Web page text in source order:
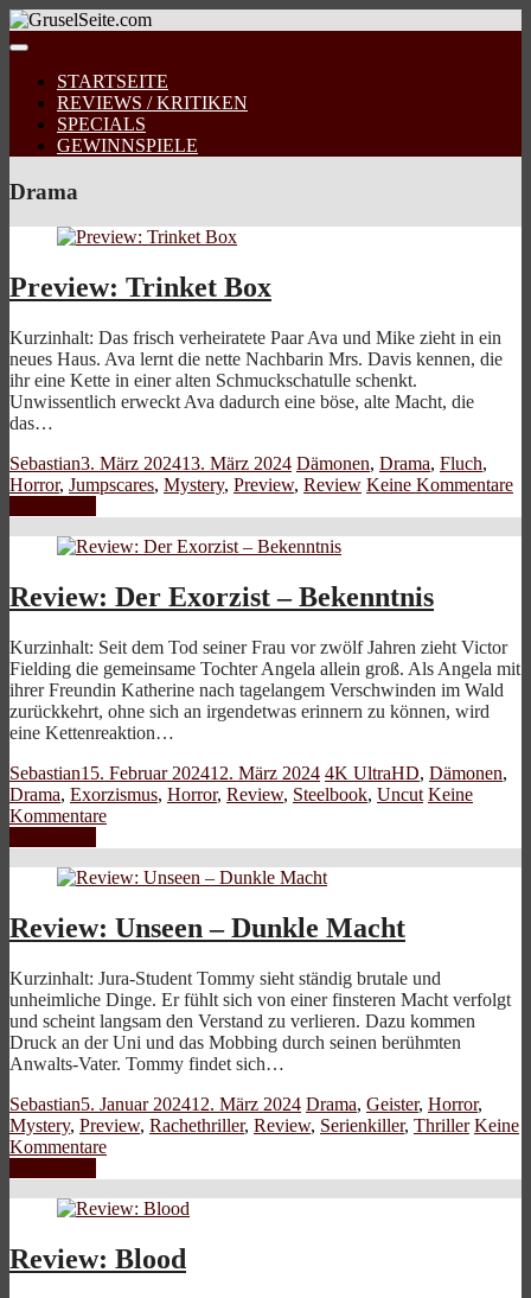
STARTSEITE
REVIEWS / KRITIKEN
SPECIALS
GEWINNSPIELE
Drama
Preview: Trinket Box
Kurzinhalt: Das frisch verheiratete Paar Ava und Mike zieht in ein
neues Haus. Ava lernt die nette Nachbarin Mrs. Davis kennen, die
ihr eine Kette in einer alten Schmuckschatulle schenkt.
Unwissentlich erweckt Ava dadurch eine böse, alte Macht, die
das…
Sebastian3. März 202413. März 2024 Dämonen, Drama, Fluch,
Horror, Jumpscares, Mystery, Preview, Review Keine Kommentare
Review: Der Exorzist – Bekenntnis
Kurzinhalt: Seit dem Tod seiner Frau vor zwölf Jahren zieht Victor
Fielding die gemeinsame Tochter Angela allein groß. Als Angela mit
ihrer Freundin Katherine nach tagelangem Verschwinden im Wald
zurückkehrt, ohne sich an irgendetwas erinnern zu können, wird
eine Kettenreaktion…
Sebastian15. Februar 202412. März 2024 4K UltraHD, Dämonen,
Drama, Exorzismus, Horror, Review, Steelbook, Uncut Keine
Kommentare
Review: Unseen – Dunkle Macht
Kurzinhalt: Jura-Student Tommy sieht ständig brutale und
unheimliche Dinge. Er fühlt sich von einer finsteren Macht verfolgt
und scheint langsam den Verstand zu verlieren. Dazu kommen
Druck an der Uni und das Mobbing durch seinen berühmten
Anwalts-Vater. Tommy findet sich…
Sebastian5. Januar 202412. März 2024 Drama, Geister, Horror,
Mystery, Preview, Rachethriller, Review, Serienkiller, Thriller Keine
Kommentare
Review: Blood